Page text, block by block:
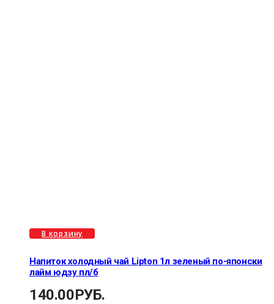
В корзину
Напиток холодный чай Lipton 1л зеленый по-японски
лайм юдзу пл/б
140.00РУБ.